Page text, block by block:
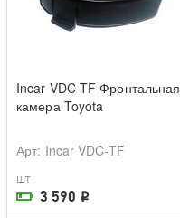
На складе поставщика
Incar VDC-TF Фронтальная
камера Toyota
Арт: Incar VDC-TF
шт
3 590 i